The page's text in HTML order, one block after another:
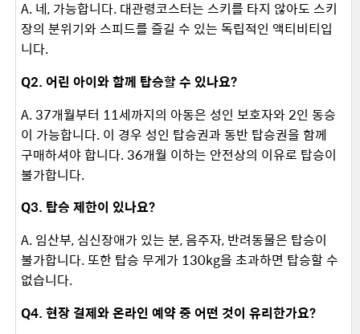
A. 네, 가능합니다. 대관령코스터는 스키를 타지 않아도 스키
장의 분위기와 스피드를 즐길 수 있는 독립적인 액티비티입
니다. ​
Q2. 어린 아이와 함께 탑승할 수 있나요?
A. 37개월부터 11세까지의 아동은 성인 보호자와 2인 동승
이 가능합니다. 이 경우 성인 탑승권과 동반 탑승권을 함께
구매하셔야 합니다. 36개월 이하는 안전상의 이유로 탑승이
불가합니다. ​
Q3. 탑승 제한이 있나요?
A. 임산부, 심신장애가 있는 분, 음주자, 반려동물은 탑승이
불가합니다. 또한 탑승 무게가 130kg을 초과하면 탑승할 수
없습니다. ​
Q4. 현장 결제와 온라인 예약 중 어떤 것이 유리한가요?